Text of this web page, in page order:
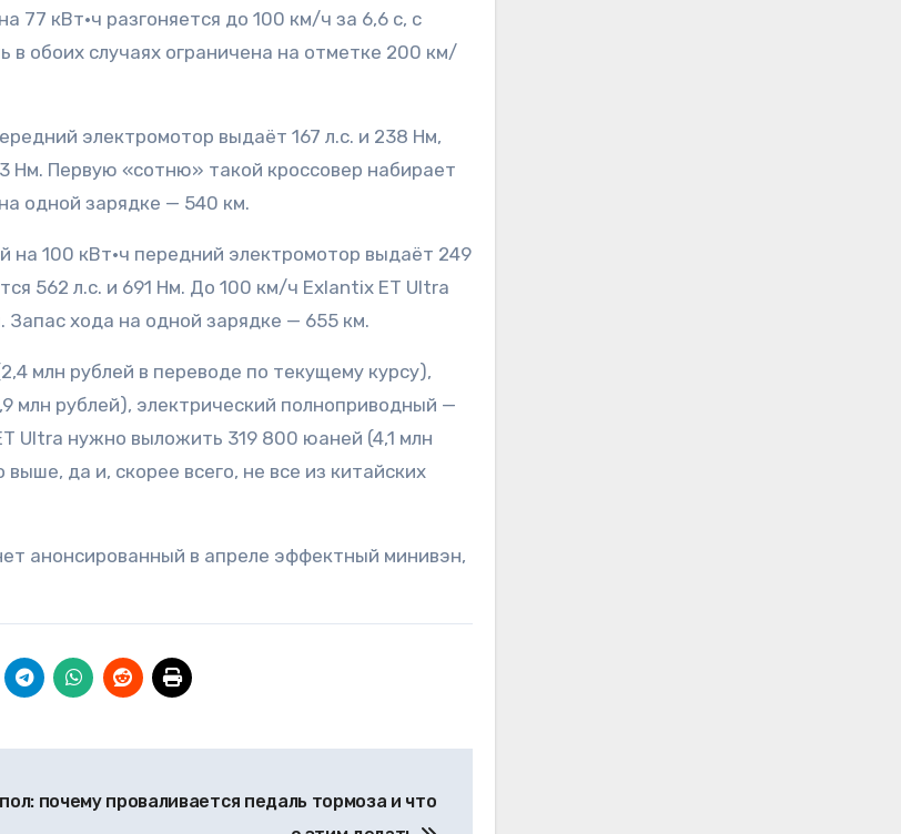
77 кВт·ч разгоняется до 100 км/ч за 6,6 с, с
в обоих случаях ограничена на отметке 200 км/
электромотор выдаёт 167 л.с. и 238 Нм,
Нм. Первую «сотню» такой кроссовер набирает
одной зарядке — 540 км.
на 100 кВт·ч передний электромотор выдаёт 249
562 л.с. и 691 Нм. До 100 км/ч Exlantix ET Ultra
Запас хода на одной зарядке — 655 км.
млн рублей в переводе по текущему курсу),
млн рублей), электрический полноприводный —
Ultra нужно выложить 319 800 юаней (4,1 млн
да и, скорее всего, не все из китайских
анонсированный в апреле эффектный минивэн,
почему проваливается педаль тормоза и что